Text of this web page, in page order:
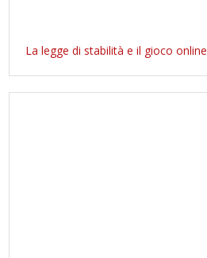
La legge di stabilità e il gioco online